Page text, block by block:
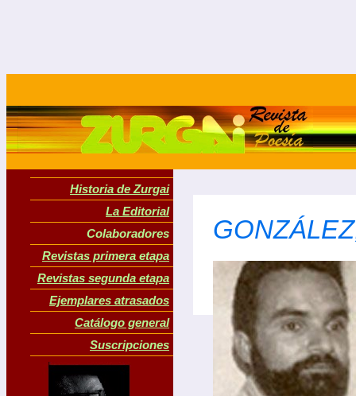
Historia de Zurgai
La Editorial
Colaboradores
Revistas primera etapa
Revistas segunda etapa
Ejemplares atrasados
Catálogo general
Suscripciones